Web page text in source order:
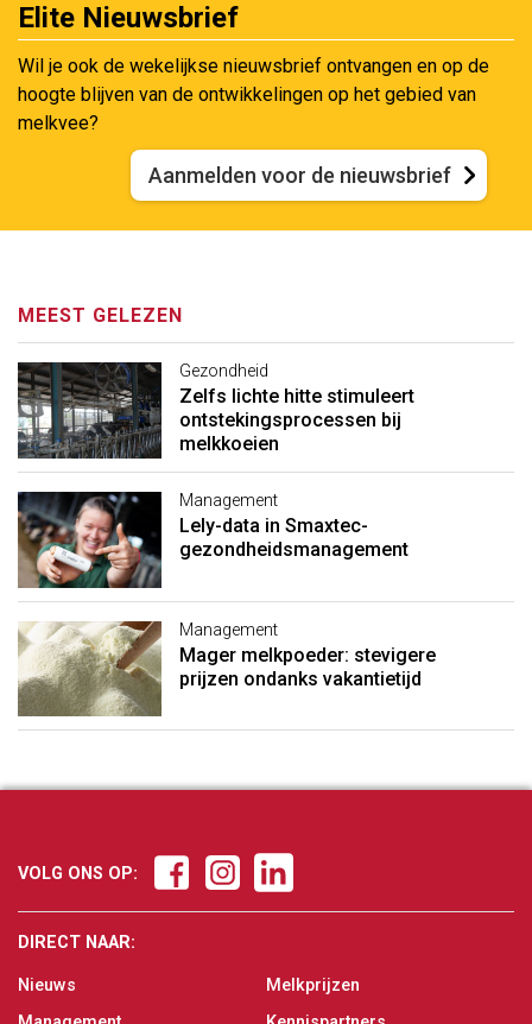
Elite Nieuwsbrief
Wil je ook de wekelijkse nieuwsbrief ontvangen en op de
hoogte blijven van de ontwikkelingen op het gebied van
melkvee?
Aanmelden voor de nieuwsbrief
MEEST GELEZEN
Gezondheid
Zelfs lichte hitte stimuleert
ontstekingsprocessen bij
melkkoeien
Management
Lely-data in Smaxtec-
gezondheidsmanagement
Management
Mager melkpoeder: stevigere
prijzen ondanks vakantietijd
VOLG ONS OP:
DIRECT NAAR:
Nieuws
Melkprijzen